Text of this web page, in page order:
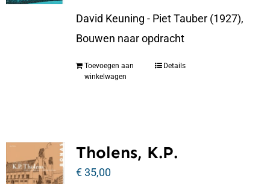
David Keuning - Piet Tauber (1927),
Bouwen naar opdracht
Toevoegen aan
winkelwagen
Details
Tholens, K.P.
€35,00